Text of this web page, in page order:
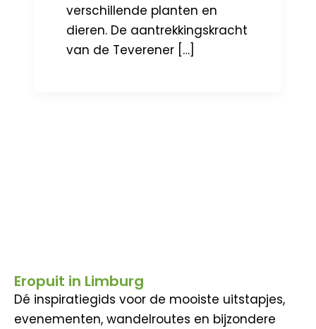
verschillende planten en
dieren. De aantrekkingskracht
van de Teverener […]
Eropuit in Limburg
Dé inspiratiegids voor de mooiste uitstapjes,
evenementen, wandelroutes en bijzondere